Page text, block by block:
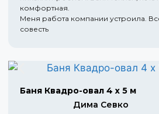
комфортная.
Меня работа компании устроила.
совесть
Баня Квадро-овал 4 х 5 м
Дима Севко